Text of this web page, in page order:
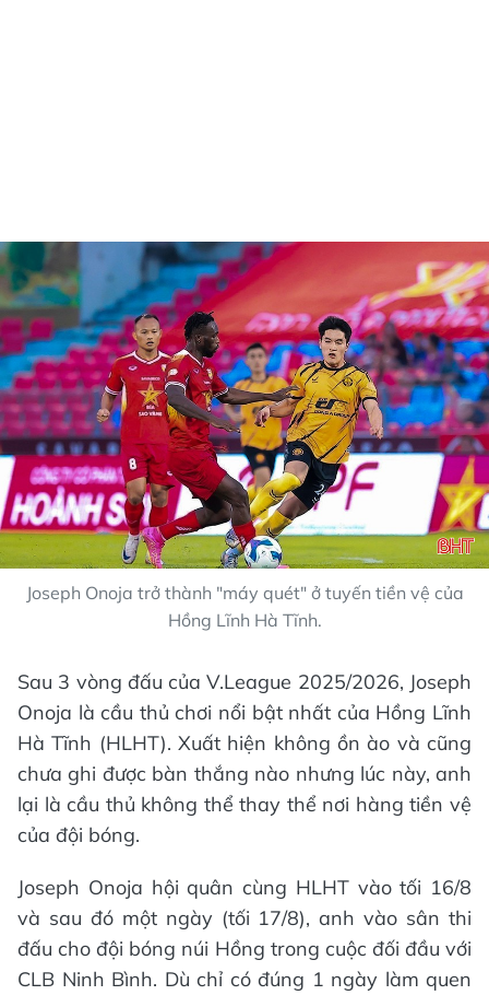
Joseph Onoja trở thành "máy quét" ở tuyến tiền vệ của
Hồng Lĩnh Hà Tĩnh.
Sau 3 vòng đấu của V.League 2025/2026, Joseph
Onoja là cầu thủ chơi nổi bật nhất của Hồng Lĩnh
Hà Tĩnh (HLHT). Xuất hiện không ồn ào và cũng
chưa ghi được bàn thắng nào nhưng lúc này, anh
lại là cầu thủ không thể thay thể nơi hàng tiền vệ
của đội bóng.
Joseph Onoja hội quân cùng HLHT vào tối 16/8
và sau đó một ngày (tối 17/8), anh vào sân thi
đấu cho đội bóng núi Hồng trong cuộc đối đầu với
CLB Ninh Bình. Dù chỉ có đúng 1 ngày làm quen